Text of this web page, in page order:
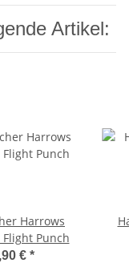
Artikel:
Harrows
Punch
€ *